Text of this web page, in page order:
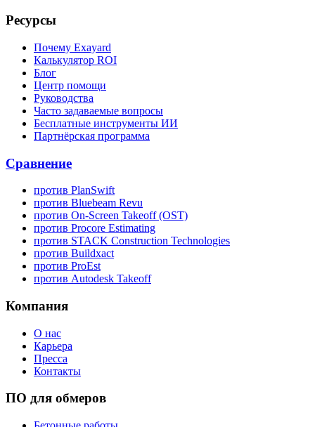
Ресурсы
Почему Exayard
Калькулятор ROI
Блог
Центр помощи
Руководства
Часто задаваемые вопросы
Бесплатные инструменты ИИ
Партнёрская программа
Сравнение
против PlanSwift
против Bluebeam Revu
против On-Screen Takeoff (OST)
против Procore Estimating
против STACK Construction Technologies
против Buildxact
против ProEst
против Autodesk Takeoff
Компания
О нас
Карьера
Пресса
Контакты
ПО для обмеров